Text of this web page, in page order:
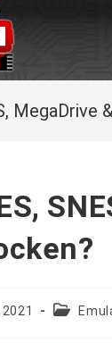
MegaDrive
Beitrags-